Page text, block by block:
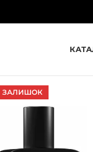
ЗАЛИШОК